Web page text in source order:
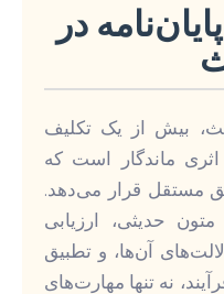
در
بیش از یک تکلیف
ماندگار است که
مستقل قرار می‌دهد.
حدیثی، ارزیابی
آن‌ها، و تطبیق
نه تنها مهارت‌های